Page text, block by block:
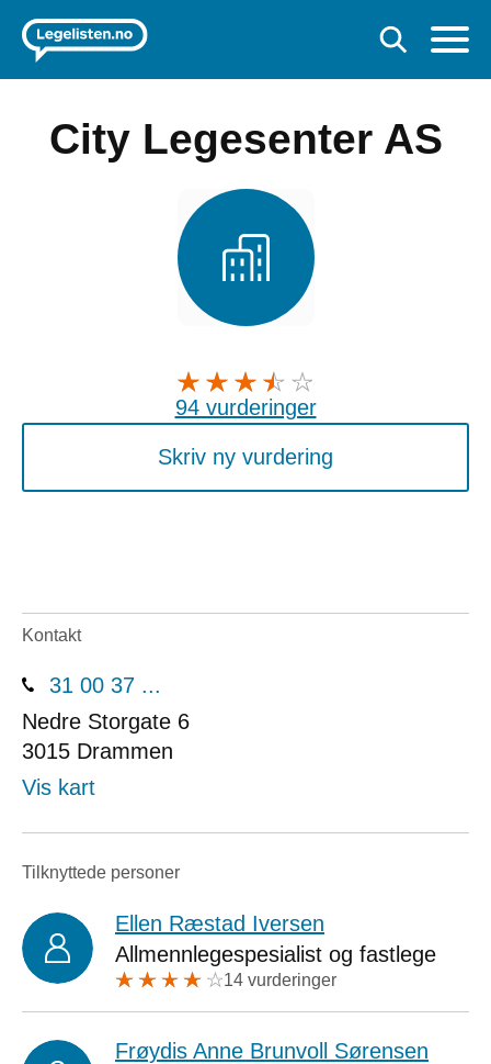
City Legesenter AS
94 vurderinger
Skriv ny vurdering
Kontakt
31 00 37 ...
Nedre Storgate 6
3015 Drammen
Vis kart
Tilknyttede personer
Ellen Ræstad Iversen
Allmennlegespesialist og fastlege
14 vurderinger
Frøydis Anne Brunvoll Sørensen